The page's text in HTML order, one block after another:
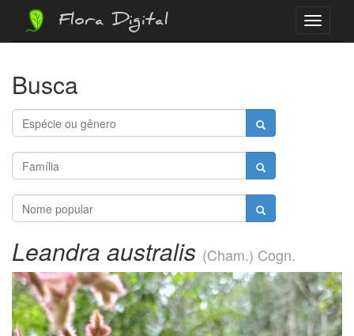
Menu
Flora Digital
Busca
Leandra australis (Cham.) Cogn.